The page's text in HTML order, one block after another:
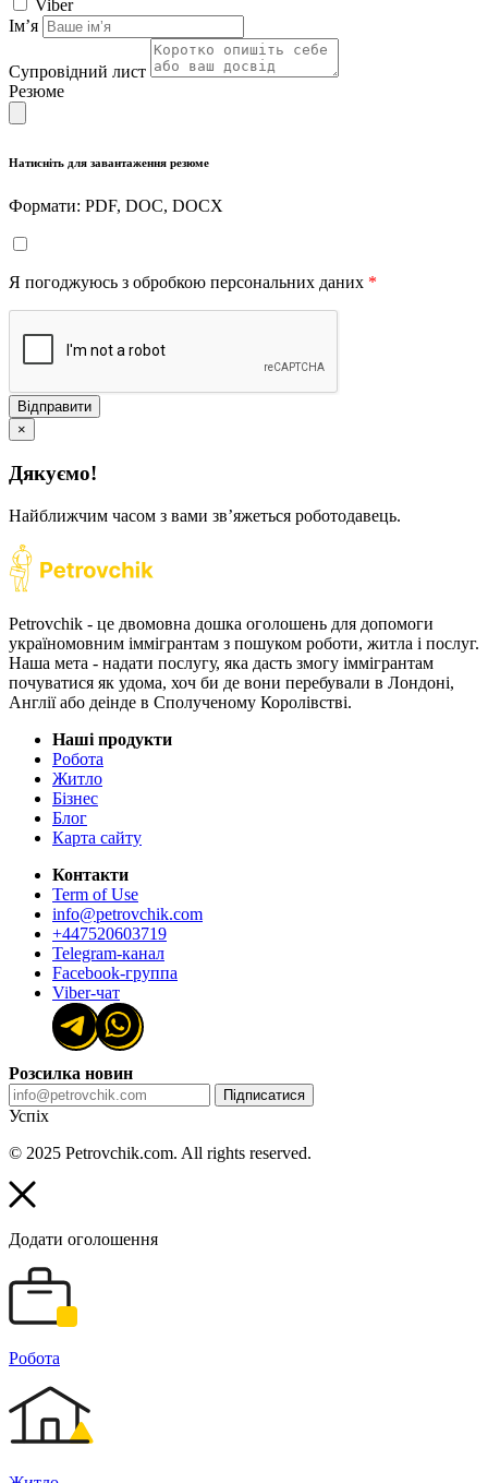
Viber
Імʼя
Супровідний лист
Резюме
Натисніть для завантаження резюме
Формати: PDF, DOC, DOCX
Я погоджуюсь з обробкою персональних даних *
Відправити
×
Дякуємо!
Найближчим часом з вами звʼяжеться роботодавець.
Petrovchik - це двомовна дошка оголошень для допомоги
україномовним іммігрантам з пошуком роботи, житла і послуг.
Наша мета - надати послугу, яка дасть змогу іммігрантам
почуватися як удома, хоч би де вони перебували в Лондоні,
Англії або деінде в Сполученому Королівстві.
Наші продукти
Робота
Житло
Бізнес
Блог
Карта сайту
Контакти
Term of Use
info@petrovchik.com
+447520603719
Telegram-канал
Facebook-группа
Viber-чат
Розсилка новин
Підписатися
Успіх
© 2025 Petrovchik.com. All rights reserved.
Додати оголошення
Робота